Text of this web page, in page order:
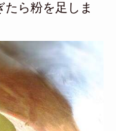
たら粉を足しま